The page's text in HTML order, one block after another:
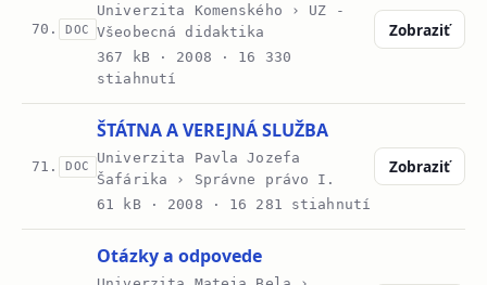
70. DOC
Univerzita Komenského › UZ -
Všeobecná didaktika
367 kB · 2008 · 16 330
stiahnutí
Zobraziť
71. DOC
ŠTÁTNA A VEREJNÁ SLUŽBA
Univerzita Pavla Jozefa
Šafárika › Správne právo I.
61 kB · 2008 · 16 281 stiahnutí
Zobraziť
Otázky a odpovede